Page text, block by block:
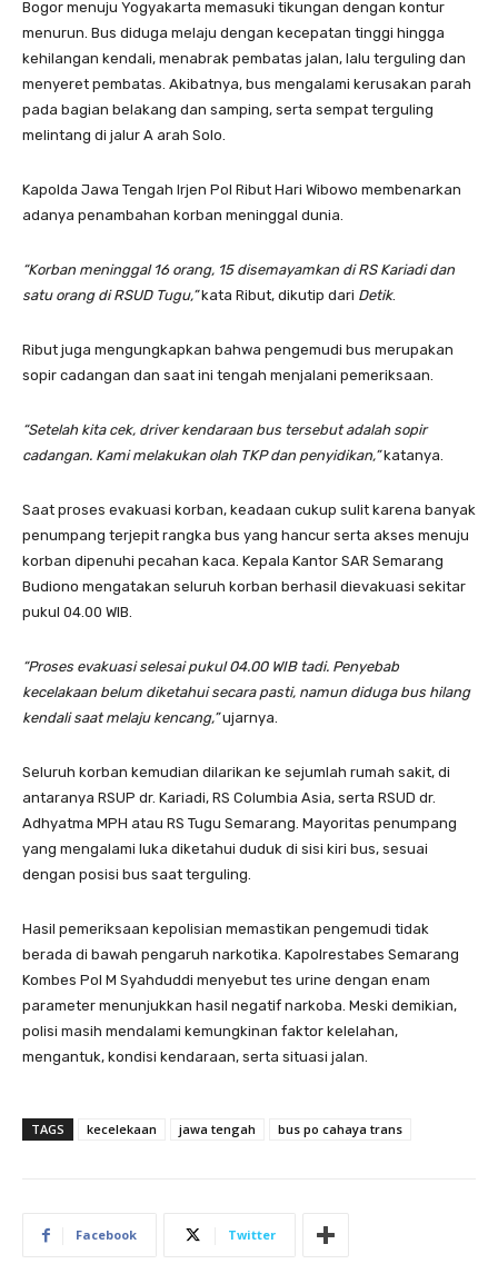
Bogor menuju Yogyakarta memasuki tikungan dengan kontur
menurun. Bus diduga melaju dengan kecepatan tinggi hingga
kehilangan kendali, menabrak pembatas jalan, lalu terguling dan
menyeret pembatas. Akibatnya, bus mengalami kerusakan parah
pada bagian belakang dan samping, serta sempat terguling
melintang di jalur A arah Solo.
Kapolda Jawa Tengah Irjen Pol Ribut Hari Wibowo membenarkan
adanya penambahan korban meninggal dunia.
“Korban meninggal 16 orang, 15 disemayamkan di RS Kariadi dan
satu orang di RSUD Tugu,”kata Ribut, dikutip dari Detik.
Ribut juga mengungkapkan bahwa pengemudi bus merupakan
sopir cadangan dan saat ini tengah menjalani pemeriksaan.
“Setelah kita cek, driver kendaraan bus tersebut adalah sopir
cadangan. Kami melakukan olah TKP dan penyidikan,”katanya.
Saat proses evakuasi korban, keadaan cukup sulit karena banyak
penumpang terjepit rangka bus yang hancur serta akses menuju
korban dipenuhi pecahan kaca. Kepala Kantor SAR Semarang
Budiono mengatakan seluruh korban berhasil dievakuasi sekitar
pukul 04.00 WIB.
“Proses evakuasi selesai pukul 04.00 WIB tadi. Penyebab
kecelakaan belum diketahui secara pasti, namun diduga bus hilang
kendali saat melaju kencang,”ujarnya.
Seluruh korban kemudian dilarikan ke sejumlah rumah sakit, di
antaranya RSUP dr. Kariadi, RS Columbia Asia, serta RSUD dr.
Adhyatma MPH atau RS Tugu Semarang. Mayoritas penumpang
yang mengalami luka diketahui duduk di sisi kiri bus, sesuai
dengan posisi bus saat terguling.
Hasil pemeriksaan kepolisian memastikan pengemudi tidak
berada di bawah pengaruh narkotika. Kapolrestabes Semarang
Kombes Pol M Syahduddi menyebut tes urine dengan enam
parameter menunjukkan hasil negatif narkoba. Meski demikian,
polisi masih mendalami kemungkinan faktor kelelahan,
mengantuk, kondisi kendaraan, serta situasi jalan.
TAGS kecelekaan jawa tengah bus po cahaya trans
Facebook Twitter